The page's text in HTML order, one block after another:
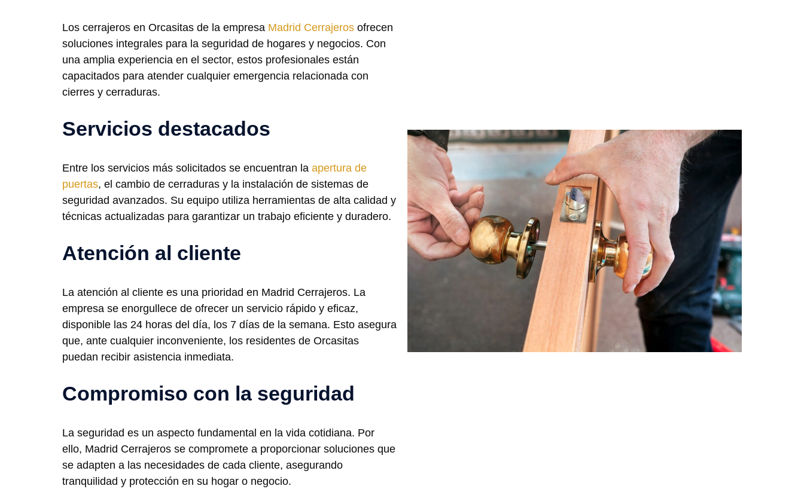
Los cerrajeros en Orcasitas de la empresa Madrid Cerrajeros ofrecen
soluciones integrales para la seguridad de hogares y negocios. Con
una amplia experiencia en el sector, estos profesionales están
capacitados para atender cualquier emergencia relacionada con
cierres y cerraduras.
Servicios destacados
Entre los servicios más solicitados se encuentran la apertura de
puertas, el cambio de cerraduras y la instalación de sistemas de
seguridad avanzados. Su equipo utiliza herramientas de alta calidad y
técnicas actualizadas para garantizar un trabajo eficiente y duradero.
Atención al cliente
La atención al cliente es una prioridad en Madrid Cerrajeros. La
empresa se enorgullece de ofrecer un servicio rápido y eficaz,
disponible las 24 horas del día, los 7 días de la semana. Esto asegura
que, ante cualquier inconveniente, los residentes de Orcasitas
puedan recibir asistencia inmediata.
Compromiso con la seguridad
La seguridad es un aspecto fundamental en la vida cotidiana. Por
ello, Madrid Cerrajeros se compromete a proporcionar soluciones que
se adapten a las necesidades de cada cliente, asegurando
tranquilidad y protección en su hogar o negocio.